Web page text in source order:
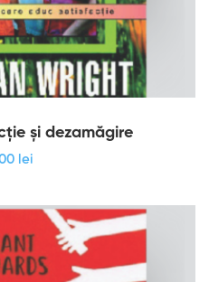
și dezamăgire
lei